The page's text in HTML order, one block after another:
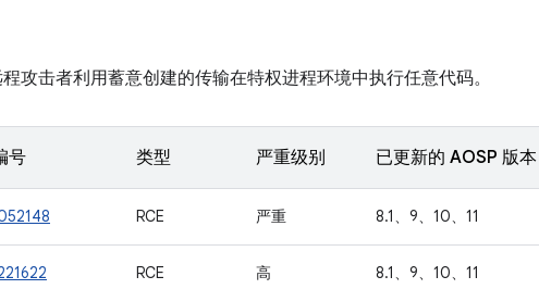
攻击者利用蓄意创建的传输在特权进程环境中执行任意代码。
号 类型 严重级别 已更新的 AOSP 版本
RCE 严重 8.1、9、10、11
RCE 高 8.1、9、10、11